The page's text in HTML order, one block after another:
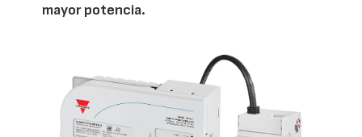
mayor potencia.